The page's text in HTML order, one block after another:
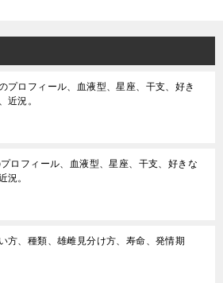
のプロフィール、血液型、星座、干支、好き
近況。
ロフィール、血液型、星座、干支、好きな
況。
方、種類、雄雌見分け方、寿命、発情期